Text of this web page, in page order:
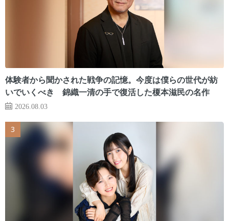
体験者から聞かされた戦争の記憶。今度は僕らの世代が紡
いでいくべき 錦織一清の手で復活した榎本滋民の名作
2026.08.03